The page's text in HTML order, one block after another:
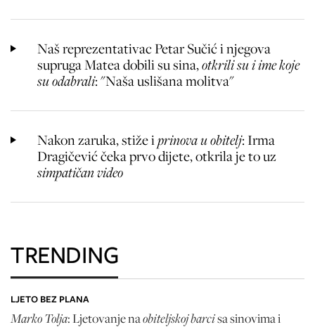
Naš reprezentativac Petar Sučić i njegova
supruga Matea dobili su sina,otkrili su i ime koje
su odabrali: "Naša uslišana molitva"
Nakon zaruka, stiže iprinova u obitelj: Irma
Dragičević čeka prvo dijete, otkrila je to uz
simpatičan video
TRENDING
LJETO BEZ PLANA
Marko Tolja: Ljetovanje naobiteljskoj barcisa sinovima i